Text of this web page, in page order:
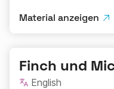
Material anzeigen
Finch und
English